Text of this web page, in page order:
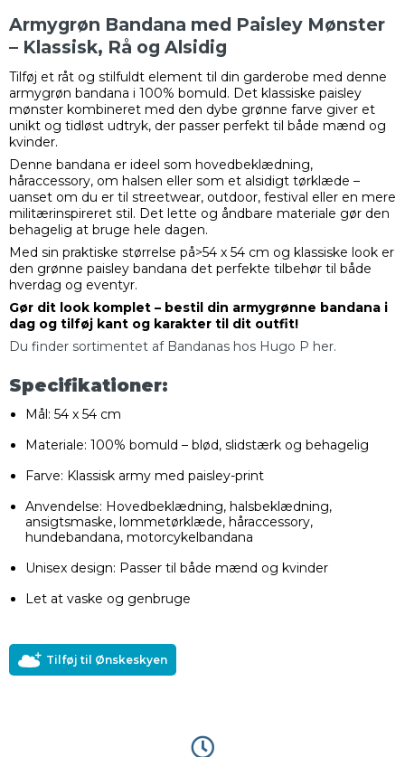
Armygrøn Bandana med Paisley Mønster
– Klassisk, Rå og Alsidig
Tilføj et råt og stilfuldt element til din garderobe med denne
armygrøn bandana i 100% bomuld. Det klassiske paisley
mønster kombineret med den dybe grønne farve giver et
unikt og tidløst udtryk, der passer perfekt til både mænd og
kvinder.
Denne bandana er ideel som hovedbeklædning,
håraccessory, om halsen eller som et alsidigt tørklæde –
uanset om du er til streetwear, outdoor, festival eller en mere
militærinspireret stil. Det lette og åndbare materiale gør den
behagelig at bruge hele dagen.
Med sin praktiske størrelse på>54 x 54 cm og klassiske look er
den grønne paisley bandana det perfekte tilbehør til både
hverdag og eventyr.
Gør dit look komplet – bestil din armygrønne bandana i
dag og tilføj kant og karakter til dit outfit!
Du finder sortimentet af Bandanas hos Hugo P her.
Specifikationer:
Mål: 54 x 54 cm
Materiale: 100% bomuld – blød, slidstærk og behagelig
Farve: Klassisk army med paisley-print
Anvendelse: Hovedbeklædning, halsbeklædning,
ansigtsmaske, lommetørklæde, håraccessory,
hundebandana, motorcykelbandana
Unisex design: Passer til både mænd og kvinder
Let at vaske og genbruge
Tilføj til Ønskeskyen